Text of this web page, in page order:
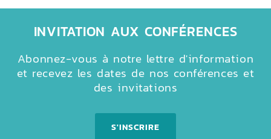
INVITATION AUX CONFÉRENCES
Abonnez-vous à notre lettre d'information
et recevez les dates de nos conférences et
des invitations
S'INSCRIRE